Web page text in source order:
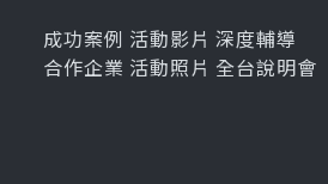
成功案例
合作企業
活動影片
活動照片
深度輔導
全台說明會